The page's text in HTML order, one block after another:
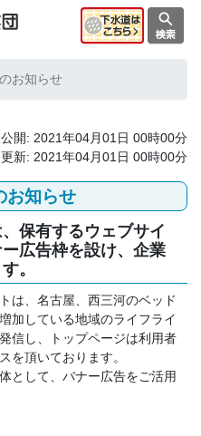
お知らせ
開: 2021年04月01日 00時00分
新: 2021年04月01日 00時00分
お知らせ
保有するウェブサイ
広告枠を設け、企業
。
は、名古屋、西三河のベッド
加している地域のライフライ
信し、トップページは利用者
を頂いております。
として、バナー広告をご活用